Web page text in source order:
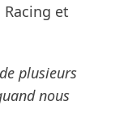
et
plusieurs
nous